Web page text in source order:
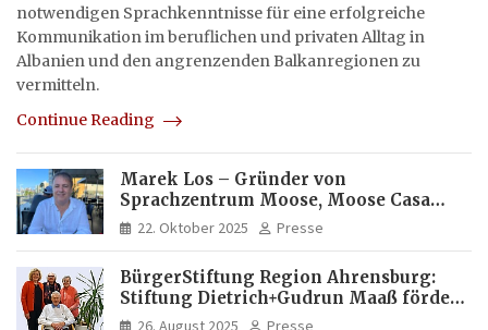
notwendigen Sprachkenntnisse für eine erfolgreiche
Kommunikation im beruflichen und privaten Alltag in
Albanien und den angrenzenden Balkanregionen zu
vermitteln.
Continue Reading
Marek Los – Gründer von
Sprachzentrum Moose, Moose Casa
Italia und Apartamento Brasil |
Internationaler Experte für Bildung
22. Oktober 2025 Presse
BürgerStiftung Region Ahrensburg:
Stiftung Dietrich+Gudrun Maaß fördert
Deutschkenntnisse von Frauen
26. August 2025 Presse